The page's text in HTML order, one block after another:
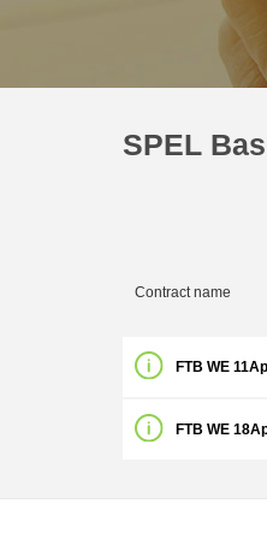
SPEL
Contract name
FTB WE
FTB WE